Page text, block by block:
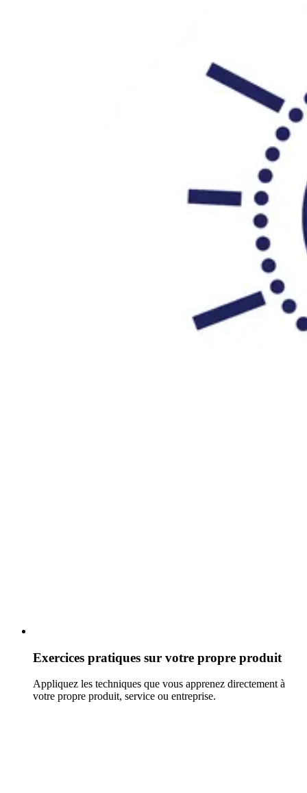
Exercices pratiques sur votre propre produit
Appliquez les techniques que vous apprenez directement à
votre propre produit, service ou entreprise.